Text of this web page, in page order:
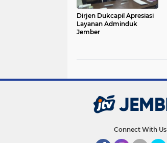
Dirjen Dukcapil Apresiasi
Layanan Adminduk
Jember
Connect With Us